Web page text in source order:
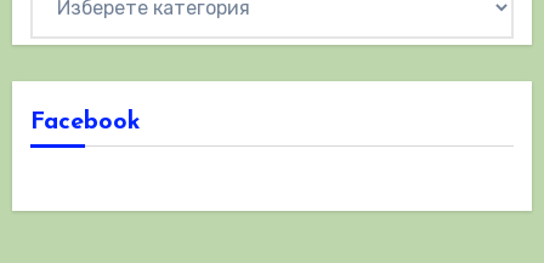
Facebook